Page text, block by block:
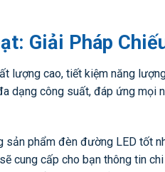
Giải Pháp
lượng cao, tiết kiệm năng
dạng công suất, đáp ứng mọi
sản phẩm đèn đường LED tốt
cung cấp cho bạn thông tin